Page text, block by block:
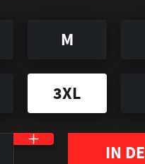
M
3XL
Gib denIN